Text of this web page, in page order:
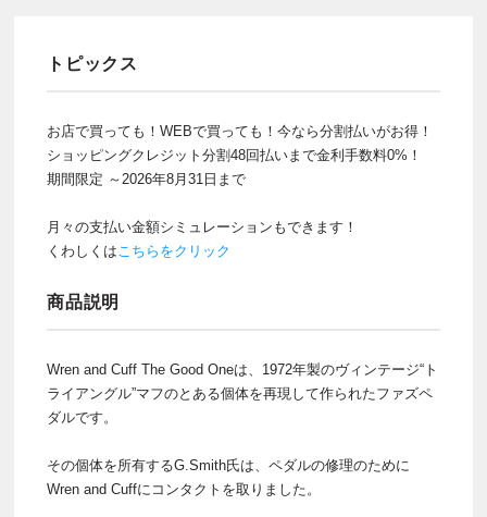
トピックス
お店で買っても！WEBで買っても！今なら分割払いがお得！
ショッピングクレジット分割48回払いまで金利手数料0%！
期間限定 ～2026年8月31日まで
月々の支払い金額シミュレーションもできます！
くわしくはこちらをクリック
商品説明
Wren and Cuff The Good Oneは、1972年製のヴィンテージ“ト
ライアングル”マフのとある個体を再現して作られたファズペ
ダルです。
その個体を所有するG.Smith氏は、ペダルの修理のために
Wren and Cuffにコンタクトを取りました。